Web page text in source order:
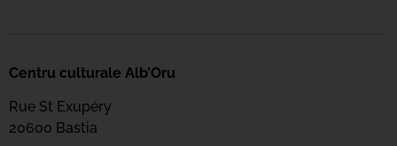
Centru culturale Alb’Oru
Rue St Exupéry
20600 Bastia